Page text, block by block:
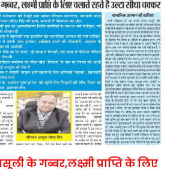
के गब्बर,लक्ष्मी प्राप्ति के लिए